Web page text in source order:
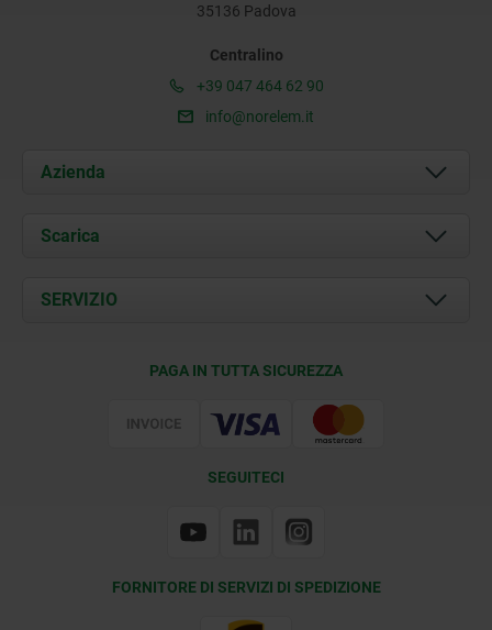
35136 Padova
Centralino
+39 047 464 62 90
info@norelem.it
Azienda
Chi siamo
Contatti
Scarica
Documents
SERVIZIO
PAGA IN TUTTA SICUREZZA
SEGUITECI
FORNITORE DI SERVIZI DI SPEDIZIONE